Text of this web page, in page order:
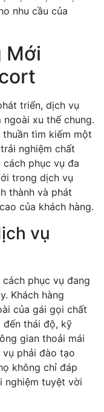
nhu cầu của
Mới
triển, dịch vụ
xu thế chung.
thuần tìm kiếm một
nghiệm chất
phục vụ đa
trong dịch vụ
thành và phát
của khách hàng.
vụ
phục vụ đang
Khách hàng
của gái gọi chất
đến thái độ, kỹ
gian thoải mái
phải đào tạo
không chỉ đáp
nghiệm tuyệt vời